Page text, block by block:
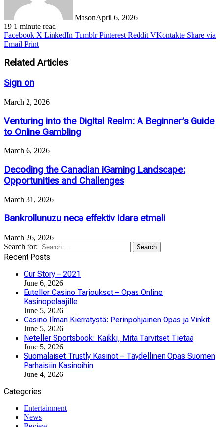
MasonApril 6, 2026
19 1 minute read
Facebook X LinkedIn Tumblr Pinterest Reddit VKontakte Share via
Email Print
Related Articles
Sign on
March 2, 2026
Venturing into the Digital Realm: A Beginner’s Guide
to Online Gambling
March 6, 2026
Decoding the Canadian iGaming Landscape:
Opportunities and Challenges
March 31, 2026
Bankrollunuzu necə effektiv idarə etməli
March 26, 2026
Search for:
Recent Posts
Our Story – 2021
June 6, 2026
Euteller Casino Tarjoukset – Opas Online
Kasinopelaajille
June 5, 2026
Casino Ilman Kierrätystä: Perinpohjainen Opas ja Vinkit
June 5, 2026
Neteller Sportsbook: Kaikki, Mitä Tarvitset Tietää
June 5, 2026
Suomalaiset Trustly Kasinot – Täydellinen Opas Suomen
Parhaisiin Kasinoihin
June 4, 2026
Categories
Entertainment
News